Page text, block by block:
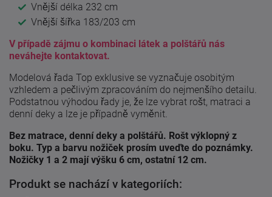
Vnější délka 232 cm
Vnější šířka 183/203 cm
V případě zájmu o kombinaci látek a polštářů nás
neváhejte kontaktovat.
Modelová řada Top exklusive se vyznačuje osobitým
vzhledem a pečlivým zpracováním do nejmenšího detailu.
Podstatnou výhodou řady je, že lze vybrat rošt, matraci a
denní deky a lze je případně vyměnit.
Bez matrace, denní deky a polštářů. Rošt výklopný z
boku. Typ a barvu nožiček prosím uveďte do poznámky.
Nožičky 1 a 2 mají výšku 6 cm, ostatní 12 cm.
Produkt se nachází v kategoriích: